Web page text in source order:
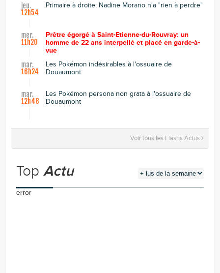
jeu.
12h54
Primaire à droite: Nadine Morano n'a "rien à perdre"
mer.
11h20
Prêtre égorgé à Saint-Etienne-du-Rouvray: un
homme de 22 ans interpellé et placé en garde-à-
vue
mar.
16h24
Les Pokémon indésirables à l'ossuaire de
Douaumont
mar.
12h48
Les Pokémon persona non grata à l'ossuaire de
Douaumont
Voir tous les Flashs Actus
Top Actu
error